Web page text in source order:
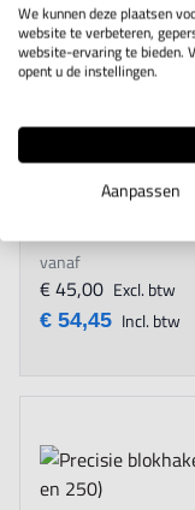
Ultralichte
The price
vanaf
€ 54,45 Incl. btw
€ 45,00 Excl. btw
We kunnen deze plaatsen
website te verbeteren,
website-ervaring te bieden.
opent u de instellingen.
Aanpassen